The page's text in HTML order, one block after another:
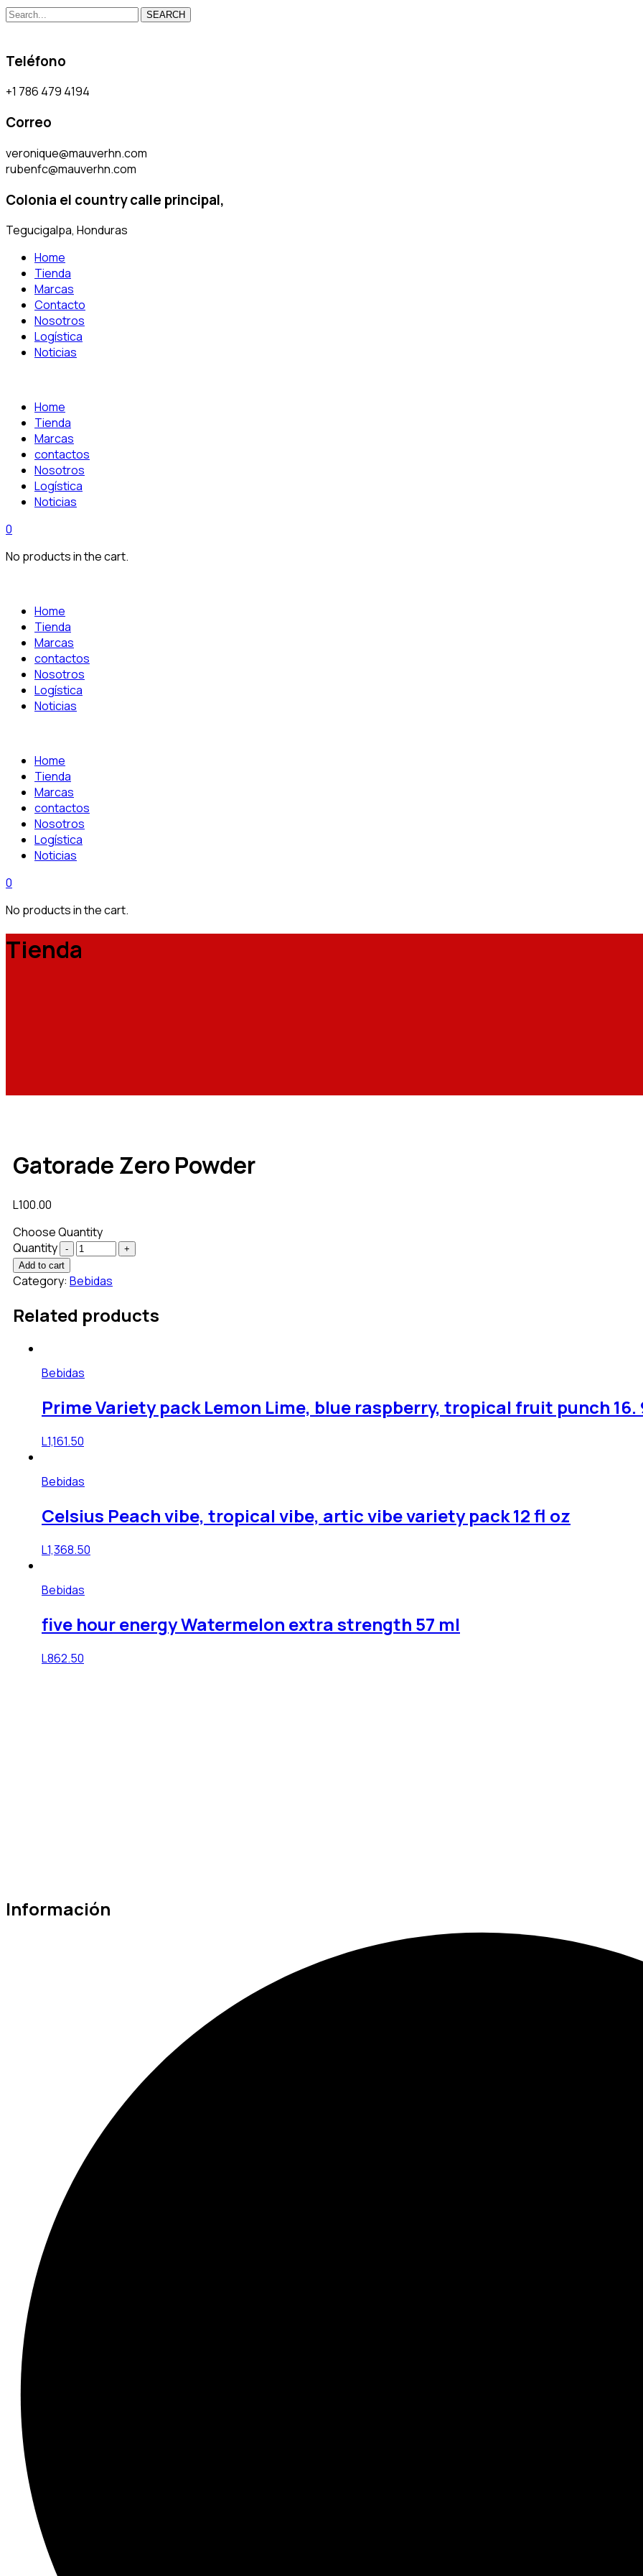
SEARCH
Teléfono
+1 786 479 4194
Correo
veronique@mauverhn.com
rubenfc@mauverhn.com
Colonia el country calle principal,
Tegucigalpa, Honduras
Home
Tienda
Marcas
Contacto
Nosotros
Logística
Noticias
Home
Tienda
Marcas
contactos
Nosotros
Logística
Noticias
0
No products in the cart.
Home
Tienda
Marcas
contactos
Nosotros
Logística
Noticias
Home
Tienda
Marcas
contactos
Nosotros
Logística
Noticias
0
No products in the cart.
Tienda
Gatorade Zero Powder
L100.00
Choose Quantity
Quantity
Add to cart
Category: Bebidas
Related products
Bebidas
Prime Variety pack Lemon Lime, blue raspberry, tropical fruit punch 16.
L1,161.50
Bebidas
Celsius Peach vibe, tropical vibe, artic vibe variety pack 12 fl oz
L1,368.50
Bebidas
five hour energy Watermelon extra strength 57 ml
L862.50
Información